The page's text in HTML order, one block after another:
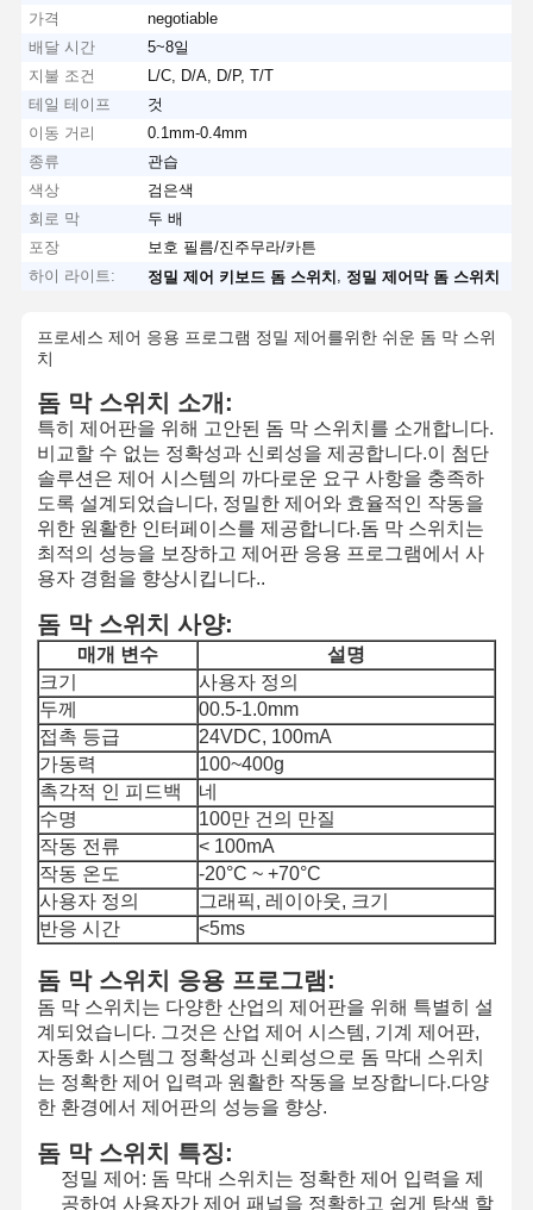
가격
negotiable
배달 시간
5~8일
지불 조건
L/C, D/A, D/P, T/T
테일 테이프
것
이동 거리
0.1mm-0.4mm
종류
관습
색상
검은색
회로 막
두 배
포장
보호 필름/진주무라/카튼
하이 라이트:
정밀 제어 키보드 돔 스위치 정밀 제어막 돔 스위치
프로세스 제어 응용 프로그램 정밀 제어를위한 쉬운 돔 막 스위
치
돔 막 스위치 소개:
특히 제어판을 위해 고안된 돔 막 스위치를 소개합니다.
비교할 수 없는 정확성과 신뢰성을 제공합니다.이 첨단
솔루션은 제어 시스템의 까다로운 요구 사항을 충족하
도록 설계되었습니다, 정밀한 제어와 효율적인 작동을
위한 원활한 인터페이스를 제공합니다.돔 막 스위치는
최적의 성능을 보장하고 제어판 응용 프로그램에서 사
용자 경험을 향상시킵니다..
돔 막 스위치 사양:
매개 변수
설명
크기
사용자 정의
두께
00.5-1.0mm
접촉 등급
24VDC, 100mA
가동력
100~400g
촉각적 인 피드백
네
수명
100만 건의 만질
작동 전류
< 100mA
작동 온도
-20°C ~ +70°C
사용자 정의
그래픽, 레이아웃, 크기
반응 시간
<5ms
돔 막 스위치 응용 프로그램:
돔 막 스위치는 다양한 산업의 제어판을 위해 특별히 설
계되었습니다. 그것은 산업 제어 시스템, 기계 제어판,
자동화 시스템그 정확성과 신뢰성으로 돔 막대 스위치
는 정확한 제어 입력과 원활한 작동을 보장합니다.다양
한 환경에서 제어판의 성능을 향상.
돔 막 스위치 특징:
정밀 제어: 돔 막대 스위치는 정확한 제어 입력을 제
공하여 사용자가 제어 패널을 정확하고 쉽게 탐색 할